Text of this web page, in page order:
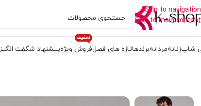
Skip to navigation
Skip to main content
شاپزنانهمردانهبرندهاتازه های فصلفروش ویژه
تخفیف
پیشنهاد شگفت انگیز